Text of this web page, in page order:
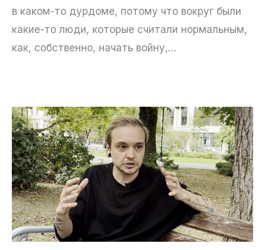
в каком-то дурдоме, потому что вокруг были
какие-то люди, которые считали нормальным,
как, собственно, начать войну,…